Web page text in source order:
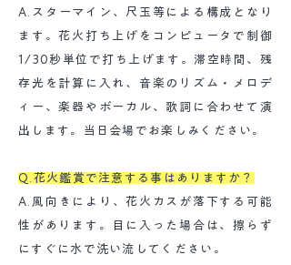
A.スターマイン、尺玉等による構成となり
ます。花火打ち上げをコンピュータで制御
1/30秒単位で打ち上げます。滞空時間、残
存光を計算に入れ、音楽のリズム・メロデ
ィー、楽器やボーカル、歌詞に合わせて演
出します。当日会場でお楽しみください。
Q.花火鑑賞で注意する事はありますか？
A.風向きにより、花火カスが落下する可能
性があります。目に入った場合は、擦らず
にすぐに水で洗い流してください。